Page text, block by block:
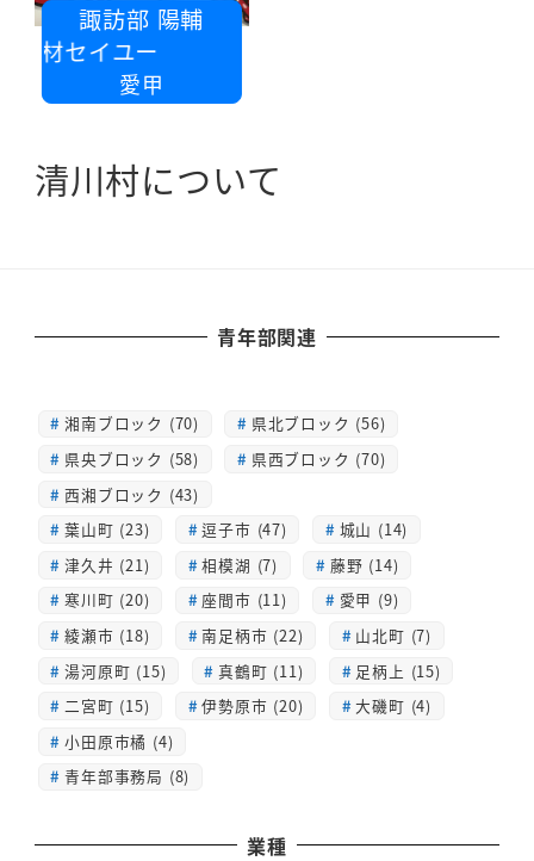
諏訪部 陽輔
材セイユー
愛甲
清川村について
青年部関連
湘南ブロック (70)
県北ブロック (56)
県央ブロック (58)
県西ブロック (70)
西湘ブロック (43)
葉山町 (23)
逗子市 (47)
城山 (14)
津久井 (21)
相模湖 (7)
藤野 (14)
寒川町 (20)
座間市 (11)
愛甲 (9)
綾瀬市 (18)
南足柄市 (22)
山北町 (7)
湯河原町 (15)
真鶴町 (11)
足柄上 (15)
二宮町 (15)
伊勢原市 (20)
大磯町 (4)
小田原市橘 (4)
青年部事務局 (8)
業種